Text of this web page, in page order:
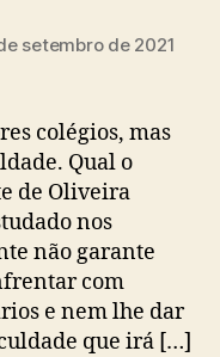
setembro de 2021
colégios, mas
Qual o
de Oliveira
nos
não garante
com
e nem lhe dar
que irá […]